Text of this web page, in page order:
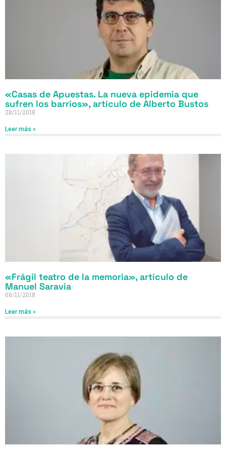
«Casas de Apuestas. La nueva epidemia que
sufren los barrios», artículo de Alberto Bustos
28/11/2018
Leer más »
«Frágil teatro de la memoria», artículo de
Manuel Saravia
08/11/2018
Leer más »